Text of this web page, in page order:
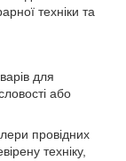
техніки та
для
або
провідних
техніку,